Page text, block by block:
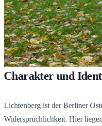
Charakter und
Lichtenberg ist der Berliner
Widersprüchlichkeit. Hier